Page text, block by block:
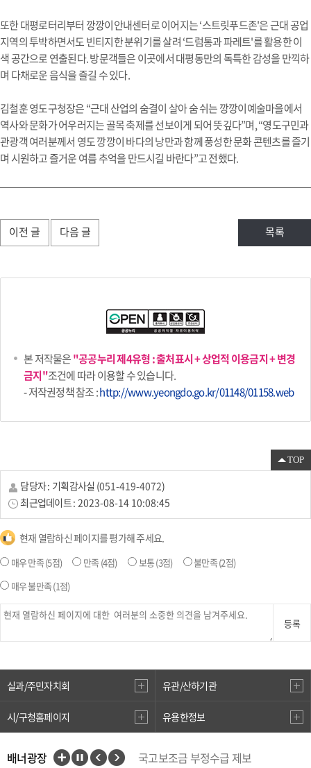
또한 대평로터리부터 깡깡이안내센터로 이어지는 ‘스트릿푸드존'은 근대 공업
지역의 투박하면서도 빈티지한 분위기를 살려 ‘드럼통과 파레트'를 활용한 이
색 공간으로 연출된다. 방문객들은 이곳에서 대평동만의 독특한 감성을 만끽하
며 다채로운 음식을 즐길 수 있다.
김철훈 영도구청장은 “근대 산업의 숨결이 살아 숨 쉬는 깡깡이예술마을에서
역사와 문화가 어우러지는 골목 축제를 선보이게 되어 뜻깊다”며, “영도구민과
관광객 여러분께서 영도 깡깡이 바다의 낭만과 함께 풍성한 문화 콘텐츠를 즐기
며 시원하고 즐거운 여름 추억을 만드시길 바란다”고 전했다.
이전 글 다음 글 목록
본 저작물은"공공누리 제4유형 : 출처표시 + 상업적 이용금지 + 변경
금지"조건에 따라 이용할 수 있습니다.
- 저작권정책 참조 :http://www.yeongdo.go.kr/01148/01158.web
TOP
담당자 : 기획감사실 (051-419-4072)
최근업데이트 : 2023-08-14 10:08:45
현재 열람하신 페이지를 평가해 주세요.
매우 만족(5점) 만족 (4점) 보통(3점) 불만족(2점)
매우 불만족(1점)
등록
실과/주민자치회 유관/산하기관
시/구청홈페이지 유용한정보
배너광장
국고보조금 부정수급 제보